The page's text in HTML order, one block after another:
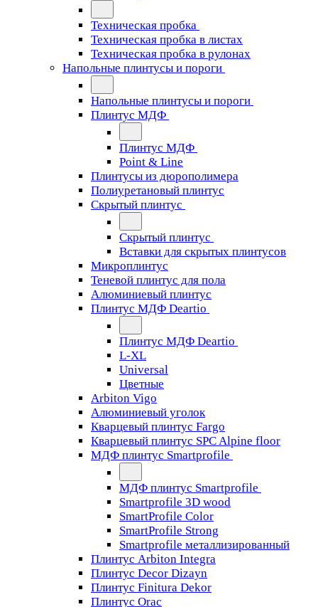
Техническая пробка
Техническая пробка в листах
Техническая пробка в рулонах
Напольные плинтусы и пороги
Напольные плинтусы и пороги
Плинтус МДФ
Плинтус МДФ
Point & Line
Плинтусы из дюрополимера
Полиуретановый плинтус
Скрытый плинтус
Скрытый плинтус
Вставки для скрытых плинтусов
Микроплинтус
Теневой плинтус для пола
Алюминиевый плинтус
Плинтус МДФ Deartio
Плинтус МДФ Deartio
L-XL
Universal
Цветные
Arbiton Vigo
Алюминиевый уголок
Кварцевый плинтус Fargo
Кварцевый плинтус SPC Alpine floor
МДФ плинтус Smartprofile
МДФ плинтус Smartprofile
Smartprofile 3D wood
SmartProfile Color
SmartProfile Strong
Smartprofile металлизированный
Плинтус Arbiton Integra
Плинтус Decor Dizayn
Плинтус Finitura Dekor
Плинтус Orac